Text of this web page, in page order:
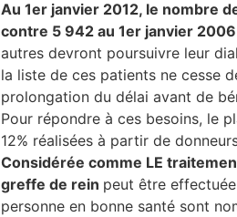
Au 1er janvier 2012, le nombre
contre 5 942 au 1er janvier 2006
autres devront poursuivre leur
la liste de ces patients ne cesse
prolongation du délai avant de
Pour répondre à ces besoins, le
12% réalisées à partir de
Considérée comme LE
greffe de rein peut être
personne en bonne santé sont